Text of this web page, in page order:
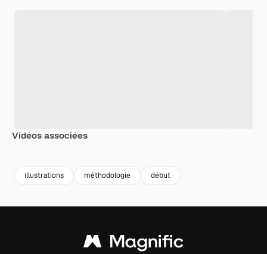
Vidéos associées
illustrations méthodologie début